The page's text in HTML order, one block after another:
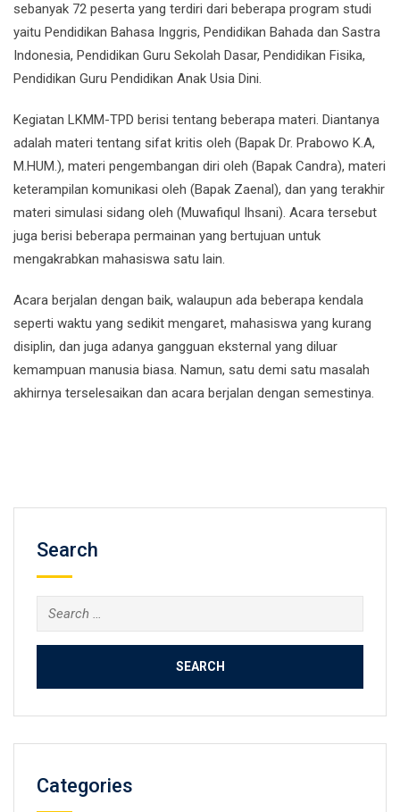
sebanyak 72 peserta yang terdiri dari beberapa program studi
yaitu Pendidikan Bahasa Inggris, Pendidikan Bahada dan Sastra
Indonesia, Pendidikan Guru Sekolah Dasar, Pendidikan Fisika,
Pendidikan Guru Pendidikan Anak Usia Dini.
Kegiatan LKMM-TPD berisi tentang beberapa materi. Diantanya
adalah materi tentang sifat kritis oleh (Bapak Dr. Prabowo K.A,
M.HUM.), materi pengembangan diri oleh (Bapak Candra), materi
keterampilan komunikasi oleh (Bapak Zaenal), dan yang terakhir
materi simulasi sidang oleh (Muwafiqul Ihsani). Acara tersebut
juga berisi beberapa permainan yang bertujuan untuk
mengakrabkan mahasiswa satu lain.
Acara berjalan dengan baik, walaupun ada beberapa kendala
seperti waktu yang sedikit mengaret, mahasiswa yang kurang
disiplin, dan juga adanya gangguan eksternal yang diluar
kemampuan manusia biasa. Namun, satu demi satu masalah
akhirnya terselesaikan dan acara berjalan dengan semestinya.
Search
Search
for:
Categories